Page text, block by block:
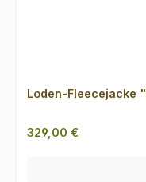
Loden-Fleecejacke
Regulärer Preis:
329,00 €